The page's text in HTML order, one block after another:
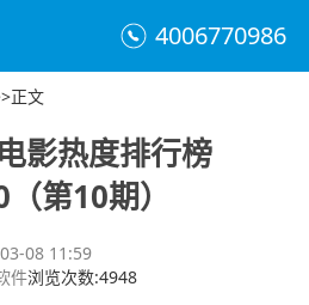
4006770986
正文
影热度排行榜
第10期）
08 11:59
件浏览次数:4948